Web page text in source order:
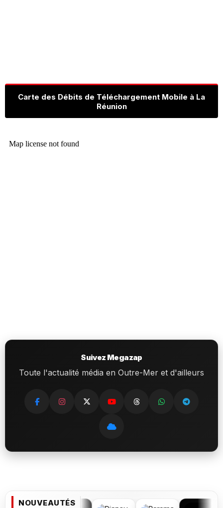
Carte des Débits de Téléchargement Mobile à La
Réunion
Suivez Megazap
Toute l'actualité média en Outre-Mer et d'ailleurs
NOUVEAUTÉS